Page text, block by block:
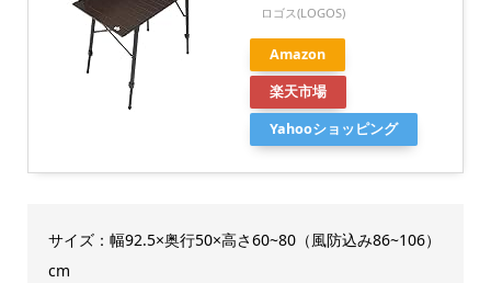
ロゴス(LOGOS)
Amazon
楽天市場
Yahooショッピング
サイズ：幅92.5×奥行50×高さ60~80（風防込み86~106）
cm